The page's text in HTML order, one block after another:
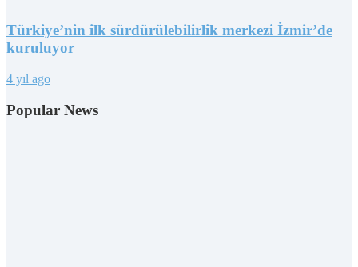
Türkiye’nin ilk sürdürülebilirlik merkezi İzmir’de
kuruluyor
4 yıl ago
Popular News